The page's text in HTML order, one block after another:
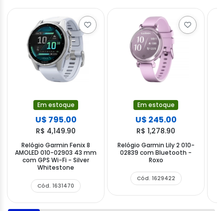
Em estoque
U$ 795.00
R$ 4,149.90
Relógio Garmin Fenix 8
AMOLED 010-02903 43 mm
com GPS Wi-Fi - Silver
Whitestone
Cód. 1631470
Em estoque
U$ 245.00
R$ 1,278.90
Relógio Garmin Lily 2 010-
02839 com Bluetooth -
Roxo
Cód. 1629422